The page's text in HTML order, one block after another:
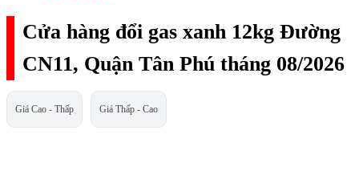
Cửa hàng đổi gas xanh 12kg Đường
CN11, Quận Tân Phú tháng 08/2026
Giá Cao - Thấp Giá Thấp - Cao